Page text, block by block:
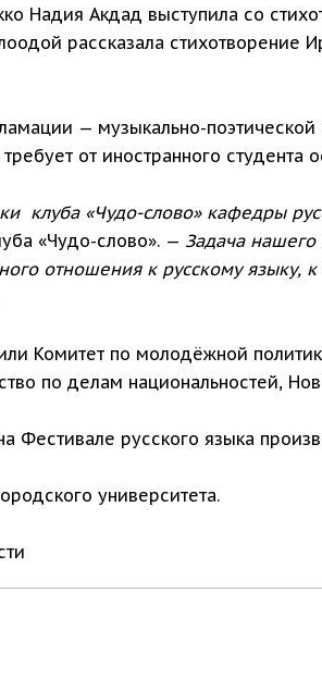
Надия Акдад выступила со
рассказала
— музыкально-
от иностранного студента
клуба «Чудо-слово» кафедры
«Чудо-слово». — Задача нашего
отношения к русскому языку,
Комитет по молодёжной
по делам национальностей,
Фестивале русского языка
университета.